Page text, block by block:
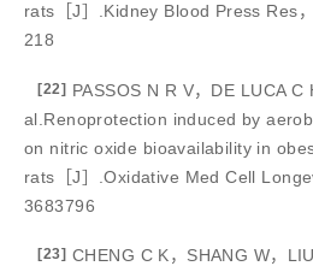
rats［J］.Kidney Blood Press Res
218
[22] PASSOS N R V，DE LUCA
al.Renoprotection induced by
on nitric oxide bioavailability in
rats［J］.Oxidative Med Cell
3683796
[23] CHENG C K，SHANG W，